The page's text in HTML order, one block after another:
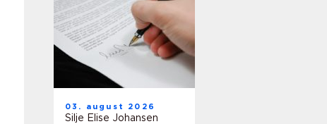
03. august 2026
Silje Elise Johansen